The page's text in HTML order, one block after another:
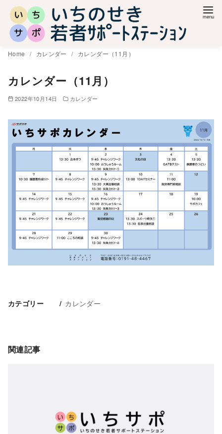
Home カレンダー カレンダー（11月）
カレンダー（11月）
2022年10月14日 カレンダー
カテゴリー カレンダー
関連記事